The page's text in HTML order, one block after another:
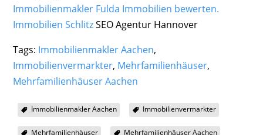
Immobilienmakler Fulda Immobilien bewerten.
Immobilien SchlitzSEO Agentur Hannover
Tags: Immobilienmakler Aachen,
Immobilienvermarkter, Mehrfamilienhäuser,
Mehrfamilienhäuser Aachen
Immobilienmakler Aachen Immobilienvermarkter
Mehrfamilienhäuser Mehrfamilienhäuser Aachen